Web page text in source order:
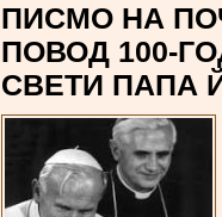
ПИСМО НА
ПОВОД 100-
СВЕТИ ПАПА